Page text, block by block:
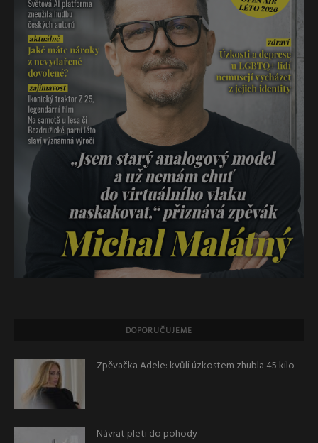
DOPORUČUJEME
Zpěvačka Adele: kvůli úzkostem zhubla 45 kilo
Návrat pleti do pohody